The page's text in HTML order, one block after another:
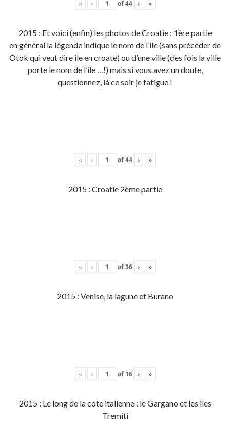
« ‹ of44 › »
2015 : Et voici (enfin) les photos de Croatie : 1ère partie
en général la légende indique le nom de l’ile (sans précéder de
Otok qui veut dire ile en croate) ou d’une ville (des fois la ville
porte le nom de l’ile …!) mais si vous avez un doute,
questionnez, là ce soir je fatigue !
« ‹ of44 › »
2015 : Croatie 2ème partie
« ‹ of36 › »
2015 : Venise, la lagune et Burano
« ‹ of 16 › »
2015 : Le long de la cote italienne : le Gargano et les iles
Tremiti